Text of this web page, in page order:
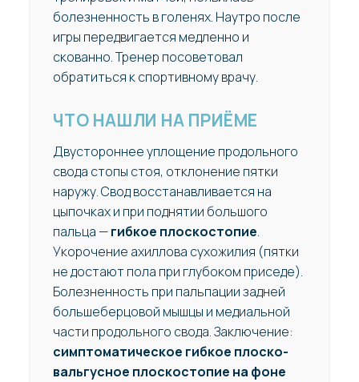
болезненность в голенях. Наутро после
игры передвигается медленно и
скованно. Тренер посоветовал
обратиться к спортивному врачу.
ЧТО НАШЛИ НА ПРИЁМЕ
Двустороннее уплощение продольного
свода стопы стоя, отклонение пятки
наружу. Свод восстанавливается на
цыпочках и при поднятии большого
пальца —гибкое плоскостопие.
Укорочение ахиллова сухожилия (пятки
не достают пола при глубоком приседе).
Болезненность при пальпации задней
большеберцовой мышцы и медиальной
части продольного свода. Заключение:
симптоматическое гибкое плоско-
вальгусное плоскостопие на фоне